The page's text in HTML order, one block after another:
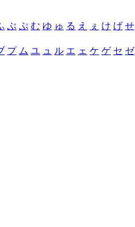
ぶ ぷ む ゆ ゅ る え ぇ け げ せ
プ ム ユ ュ ル エ ェ ケ ゲ セ ゼ